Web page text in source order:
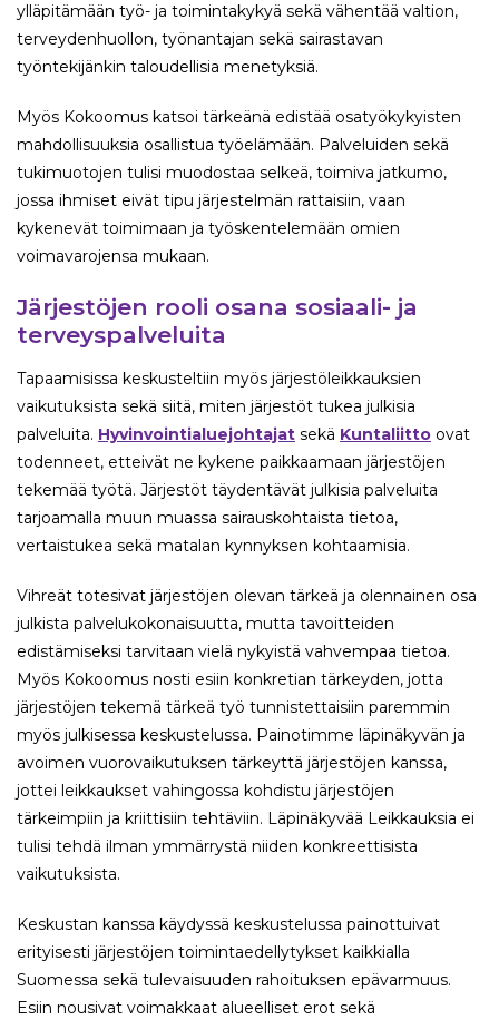
ylläpitämään työ- ja toimintakykyä sekä vähentää valtion,
terveydenhuollon, työnantajan sekä sairastavan
työntekijänkin taloudellisia menetyksiä.
Myös Kokoomus katsoi tärkeänä edistää osatyökykyisten
mahdollisuuksia osallistua työelämään. Palveluiden sekä
tukimuotojen tulisi muodostaa selkeä, toimiva jatkumo,
jossa ihmiset eivät tipu järjestelmän rattaisiin, vaan
kykenevät toimimaan ja työskentelemään omien
voimavarojensa mukaan.
Järjestöjen rooli osana sosiaali- ja
terveyspalveluita
Tapaamisissa keskusteltiin myös järjestöleikkauksien
vaikutuksista sekä siitä, miten järjestöt tukea julkisia
palveluita. Hyvinvointialuejohtajat sekä Kuntaliitto ovat
todenneet, etteivät ne kykene paikkaamaan järjestöjen
tekemää työtä. Järjestöt täydentävät julkisia palveluita
tarjoamalla muun muassa sairauskohtaista tietoa,
vertaistukea sekä matalan kynnyksen kohtaamisia.
Vihreät totesivat järjestöjen olevan tärkeä ja olennainen osa
julkista palvelukokonaisuutta, mutta tavoitteiden
edistämiseksi tarvitaan vielä nykyistä vahvempaa tietoa.
Myös Kokoomus nosti esiin konkretian tärkeyden, jotta
järjestöjen tekemä tärkeä työ tunnistettaisiin paremmin
myös julkisessa keskustelussa. Painotimme läpinäkyvän ja
avoimen vuorovaikutuksen tärkeyttä järjestöjen kanssa,
jottei leikkaukset vahingossa kohdistu järjestöjen
tärkeimpiin ja kriittisiin tehtäviin. Läpinäkyvää Leikkauksia ei
tulisi tehdä ilman ymmärrystä niiden konkreettisista
vaikutuksista.
Keskustan kanssa käydyssä keskustelussa painottuivat
erityisesti järjestöjen toimintaedellytykset kaikkialla
Suomessa sekä tulevaisuuden rahoituksen epävarmuus.
Esiin nousivat voimakkaat alueelliset erot sekä